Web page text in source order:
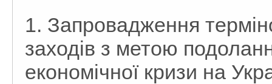
1. Запровадження
заходів з метою
економічної кризи на